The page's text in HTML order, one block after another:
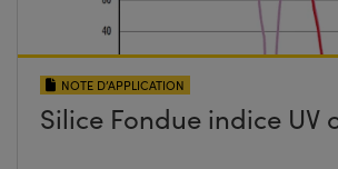
NOTE D’APPLICATION
Silice Fondue indice UV